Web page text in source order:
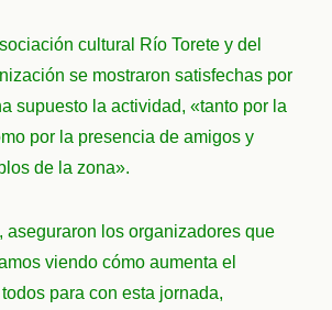
cultural Río Torete y del
se mostraron satisfechas por
supuesto la actividad, «tanto por la
por la presencia de amigos y
de la zona».
aseguraron los organizadores que
viendo cómo aumenta el
para con esta jornada,